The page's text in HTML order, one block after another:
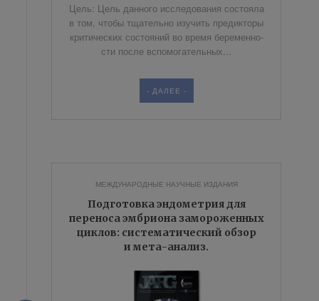
Цель: Цель дан­но­го ис­сле­до­ва­ния со­сто­я­ла
в том, чтобы тща­тель­но изу­чить пре­дик­то­ры
кри­ти­че­ских со­сто­я­ний во вре­мя бе­ре­мен­но­
сти по­сле вспо­мо­га­тель­ных...
- ДАЛЕЕ -
МЕЖДУНАРОДНЫЕ НАУЧНЫЕ ИЗДАНИЯ
Подготовка эндометрия для
переноса эмбриона замороженных
циклов: систематический обзор
и мета-анализ.